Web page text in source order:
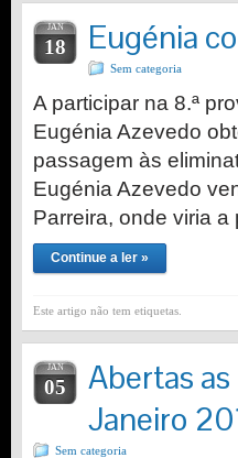
JAN
18 Eugénia
Sem categoria
A participar na 8.ª
Eugénia Azevedo
passagem às
Eugénia Azevedo
Parreira, onde viria
Continue a ler »
Este artigo não tem etiquetas.
JAN
05
Abertas
Janeiro
Sem categoria